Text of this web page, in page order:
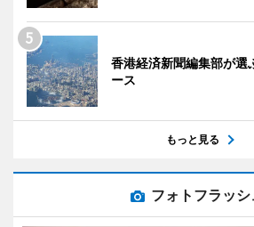
香港経済新聞編集部が
ース
もっと見る
フォトフラッシ